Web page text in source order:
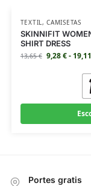
TEXTIL,CAMISETAS
SKINNIFIT
SHIRT DRESS
13,65€ 9,28€- 19,11
Portes gratis